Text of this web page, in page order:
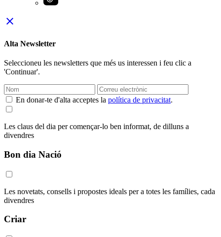
close
Alta Newsletter
Seleccioneu les newsletters que més us interessen i feu clic a
'Continuar'.
En donar-te d'alta acceptes la política de privacitat.
Les claus del dia per començar-lo ben informat, de dilluns a
divendres
Bon dia Nació
Les novetats, consells i propostes ideals per a totes les famílies, cada
divendres
Criar